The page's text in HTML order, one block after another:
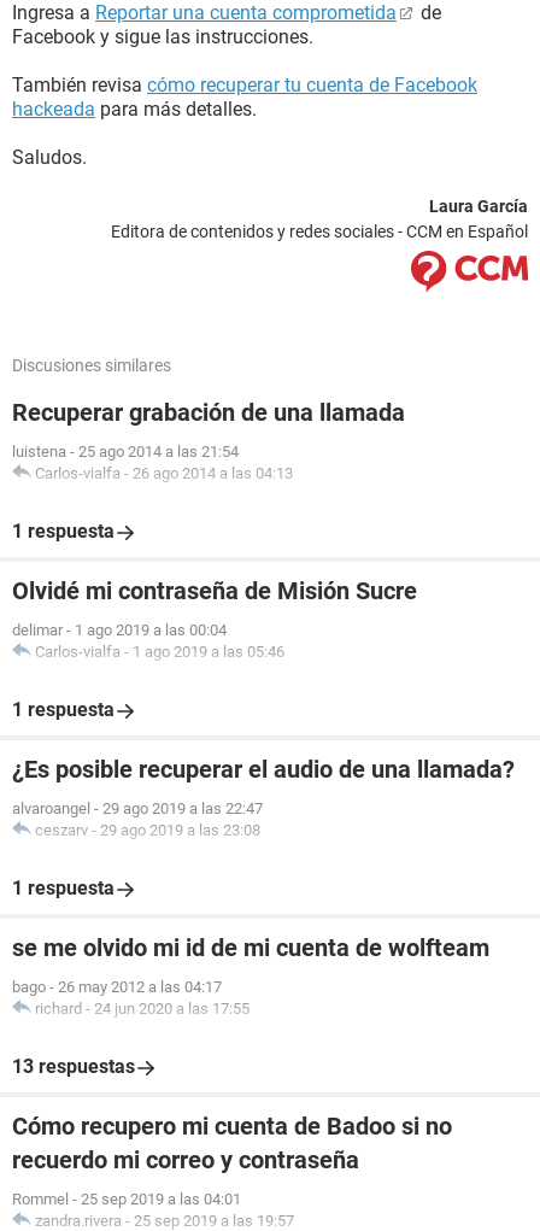
Ingresa a Reportar una cuenta comprometida
de
Facebook y sigue las instrucciones.
También revisa cómo recuperar tu cuenta de Facebook
hackeada para más detalles.
Saludos.
Laura García
Editora de contenidos y redes sociales - CCM en Español
Discusiones similares
Recuperar grabación de una llamada
luistena - 25 ago 2014 a las 21:54
Carlos-vialfa - 26 ago 2014 a las 04:13
1 respuesta
Olvidé mi contraseña de Misión Sucre
delimar - 1 ago 2019 a las 00:04
Carlos-vialfa - 1 ago 2019 a las 05:46
1 respuesta
¿Es posible recuperar el audio de una llamada?
alvaroangel - 29 ago 2019 a las 22:47
ceszarv - 29 ago 2019 a las 23:08
1 respuesta
se me olvido mi id de mi cuenta de wolfteam
bago - 26 may 2012 a las 04:17
richard - 24 jun 2020 a las 17:55
13 respuestas
Cómo recupero mi cuenta de Badoo si no
recuerdo mi correo y contraseña
Rommel - 25 sep 2019 a las 04:01
zandra.rivera - 25 sep 2019 a las 19:57